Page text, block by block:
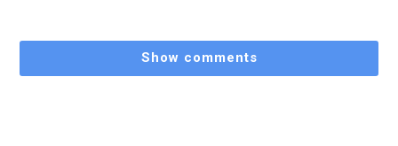
Show comments